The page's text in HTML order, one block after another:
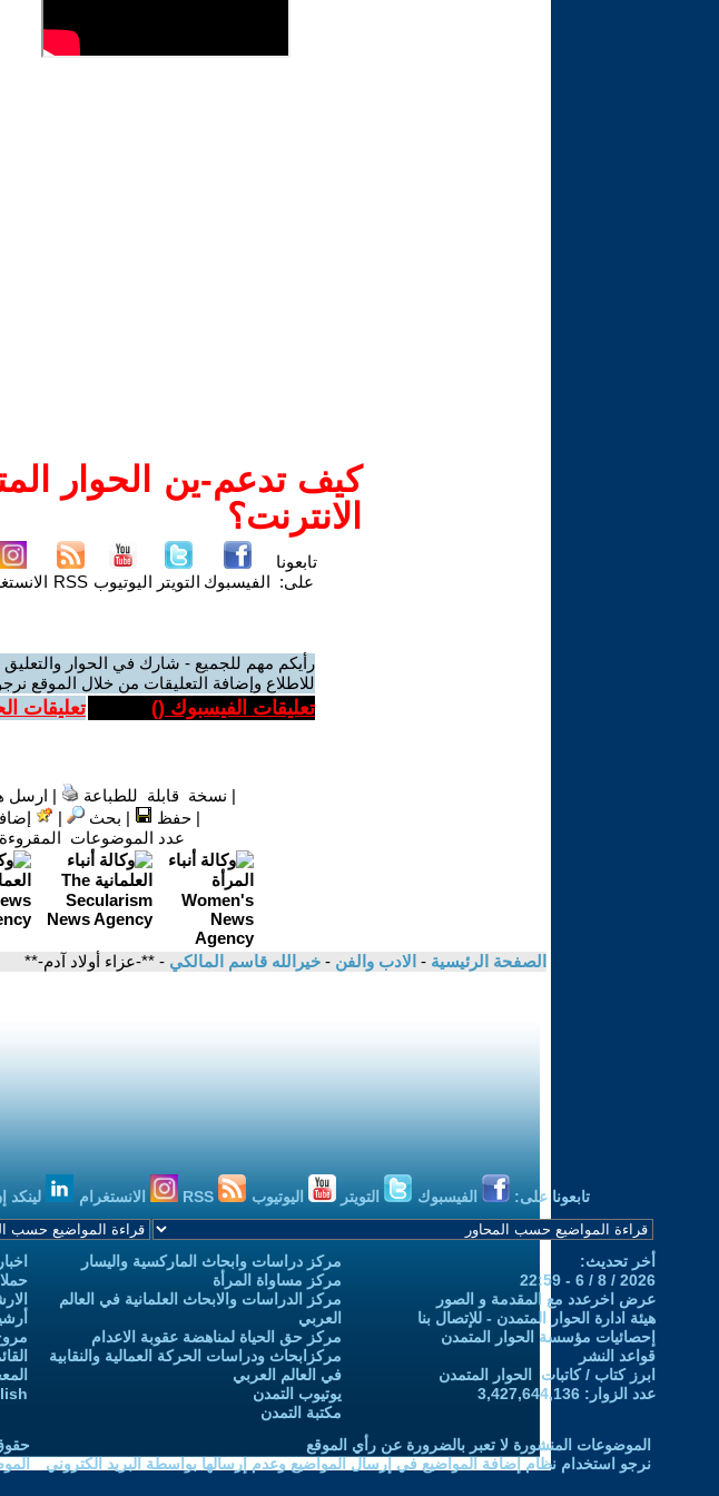
كيف تدعم-ين الحوار
الانترنت؟
تابعونا
على: الفيسبوك التويتر اليوتيوب RSS
رأيكم مهم للجميع - شارك في الحوار
للاطلاع وإضافة التعليقات من خلال الموقع
تعليقات الفيسبوك () تعليقات
| نسخة قابلة للطباعة | ارسل
|حفظ | بحث |
عدد الموضوعات المقروءة
الصفحة الرئيسية - الادب والفن - خيرالله قاسم المالكي - **-عزاء أولاد آدم-**
تابعونا على: الفيسبوك التويتر اليوتيوب الانستغرام لينكد
أخر تحديث:
2026 / 8 / 6 - 22:59
عرض اخرعدد مع المقدمة و الصور
هيئة ادارة الحوار المتمدن - للإتصال بنا
إحصائيات مؤسسة الحوار المتمدن
قواعد النشر
ابرز كتاب / كاتبات الحوار المتمدن
عدد الزوار: 3,427,644,136
مركز دراسات وابحاث الماركسية واليسار
مركز مساواة المرأة
مركز الدراسات والابحاث العلمانية في العالم
العربي
مركز حق الحياة لمناهضة عقوبة الاعدام
مركزابحاث ودراسات الحركة العمالية والنقابية
في العالم العربي
يوتيوب التمدن
مكتبة التمدن
الموضوعات المنشورة لا تعبر بالضرورة عن رأي الموقع
نرجو استخدام نظام إضافة المواضيع في إرسال المواضيع وعدم إرسالها بواسطة البريد الكتروني